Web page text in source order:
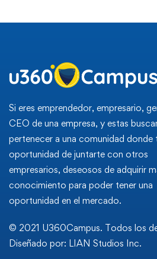
Si eres emprendedor, empresario,
CEO de una empresa, y estas
pertenecer a una comunidad donde
oportunidad de juntarte con otros
empresarios, deseosos de adquirir
conocimiento para poder tener una
oportunidad en el mercado.
© 2021 U360Campus. Todos los
Diseñado por: LIAN Studios Inc.